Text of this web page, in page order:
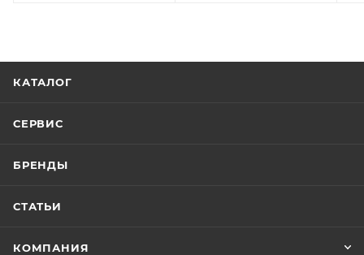
КАТАЛОГ
СЕРВИС
БРЕНДЫ
СТАТЬИ
КОМПАНИЯ